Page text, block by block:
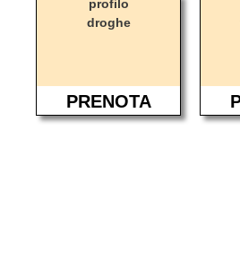
profilo
droghe
PRENOTA